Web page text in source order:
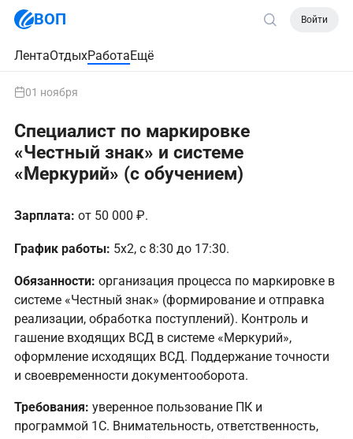
ВОП Войти
ЛентаОтдыхРаботаЕщё
01 ноября
Специалист по маркировке
«Честный знак» и системе
«Меркурий» (с обучением)
Зарплата: от 50 000 ₽.
График работы: 5х2, с 8:30 до 17:30.
Обязанности: организация процесса по маркировке в
системе «Честный знак» (формирование и отправка
реализации, обработка поступлений). Контроль и
гашение входящих ВСД в системе «Меркурий»,
оформление исходящих ВСД. Поддержание точности
и своевременности документооборота.
Требования: уверенное пользование ПК и
программой 1С. Внимательность, ответственность,